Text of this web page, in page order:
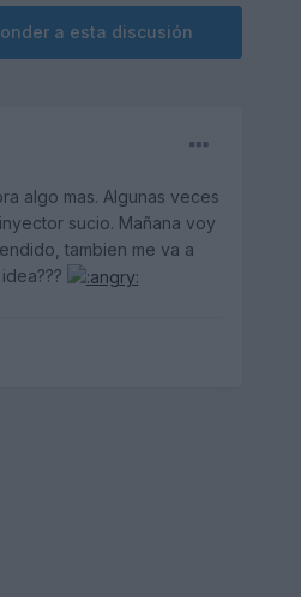
a esta discusión
algo mas. Algunas veces
sucio. Mañana voy
tambien me va a